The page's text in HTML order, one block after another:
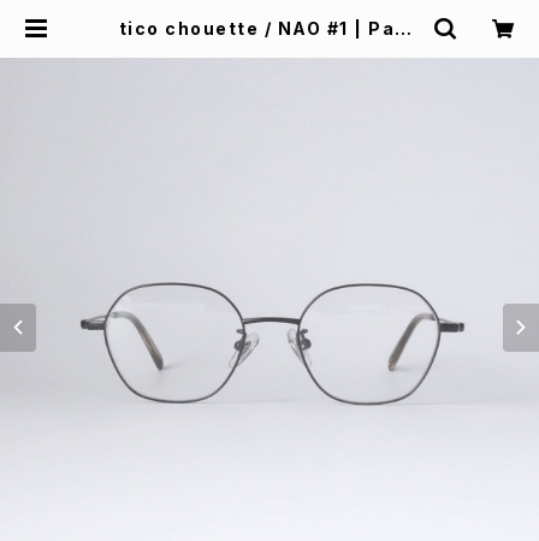
tico chouette / NAO #1 | Padd